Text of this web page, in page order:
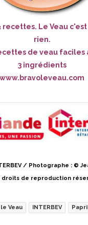
recettes. Le Veau
rien.
de veau
3 ingrédients
www.bravoleveau.com
/ Photographe : ©
droits de reproduction
Veau INTERBEV